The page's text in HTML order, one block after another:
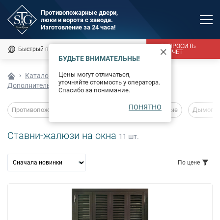
Быстрый подбор
ЗАПРОСИТЬ
РАСЧЕТ
Противопожарные двери,
люки и ворота с завода.
Изготовление за 24 часа!
Фотогалерея
Доставка и монтаж
Оплата
Сертификаты
БУДЬТЕ ВНИМАТЕЛЬНЫ!
Цены могут отличаться,
уточняйте стоимость у оператора.
Спасибо за понимание.
ПОНЯТНО
Каталог
Дополнительные возможности производства
Противопожарные двери Остекленные
Ставни-жалюзи на окна 11 шт.
По цене
от до
MAX
Мы онлайн